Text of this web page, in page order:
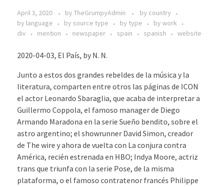
April 3, 2020 by TheGrumpyAdmin
by country
by language
by source type by type
by work
div
mention newspaper spain spanish website
2020-04-03, El País, by N. N.
Junto a estos dos grandes rebeldes de la música y la
literatura, comparten entre otros las páginas de ICON
el actor Leonardo Sbaraglia, que acaba de interpretar a
Guillermo Coppola, el famoso manager de Diego
Armando Maradona en la serie Sueño bendito, sobre el
astro argentino; el showrunner David Simon, creador
de The wire y ahora de vuelta con La conjura contra
América, recién estrenada en HBO; Indya Moore, actriz
trans que triunfa con la serie Pose, de la misma
plataforma, o el famoso contratenor francés Philippe